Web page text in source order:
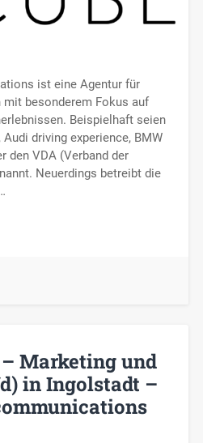
ist eine Agentur für
besonderem Fokus auf
Beispielhaft seien
driving experience, BMW
den VDA (Verband der
Neuerdings betreibt die
Marketing und
in Ingolstadt –